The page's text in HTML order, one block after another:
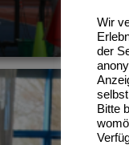
Wir
der
Bitte